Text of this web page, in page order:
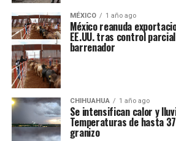
MÉXICO 1 año ago
México reanuda
EE.UU. tras control
barrenador
CHIHUAHUA 1 año ago
Se intensifican calor y
Temperaturas de hasta
granizo